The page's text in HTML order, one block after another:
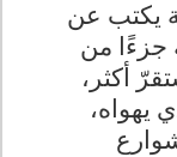
يكتب عن
جزءًا من
أكثر،
يهواه،